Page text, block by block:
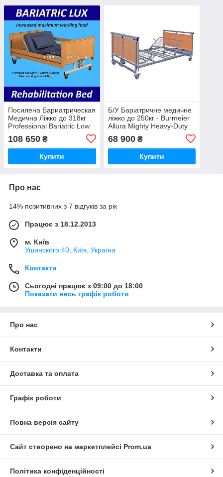
Посилена Бариатрическая
Медична Ліжко до 318кг
Professional Bariatric Low
108 650 ₴
Купити
Б/У Баріатричне медичне
ліжко до 250кг - Burmeier
Allura Mighty Heavy-Duty
(Used)
68 900₴
Купити
Про нас
14% позитивних з 7 відгуків за рік
Працює з 18.12.2013
м. Київ
Ушинского 40, Київ, Україна
Контакти
Сьогодні працює з 09:00 до 18:00
Показати весь графік роботи
Про нас
Контакти
Доставка та оплата
Графік роботи
Повна версія сайту
Сайт створено на маркетплейсі Prom.ua
Політика конфіденційності